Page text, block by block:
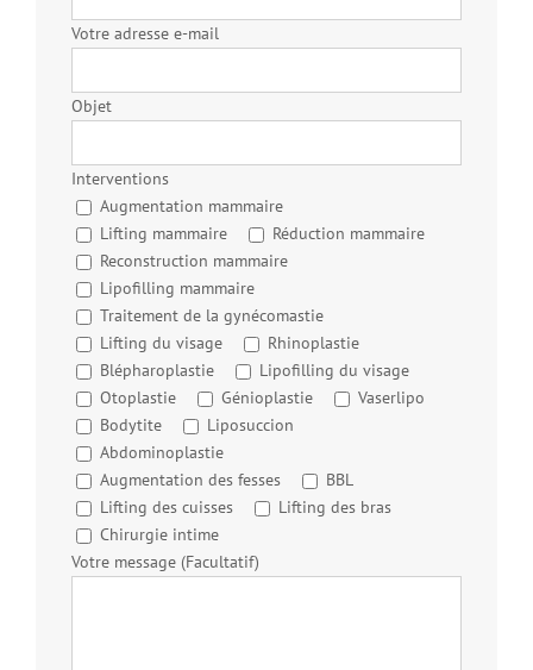
Votre adresse e-mail
Objet
Interventions
Augmentation mammaire
Lifting mammaire
Réduction mammaire
Reconstruction mammaire
Lipofilling mammaire
Traitement de la gynécomastie
Lifting du visage
Rhinoplastie
Blépharoplastie
Lipofilling du visage
Otoplastie
Génioplastie
Vaserlipo
Bodytite
Liposuccion
Abdominoplastie
Augmentation des fesses
BBL
Lifting des cuisses
Lifting des bras
Chirurgie intime
Votre message (Facultatif)